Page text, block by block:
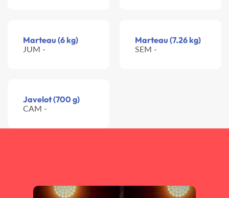
Marteau (6 kg)
JUM -
Marteau (7.26 kg)
SEM -
Javelot (700 g)
CAM -